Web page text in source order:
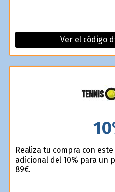
Ver el código
Realiza tu compra con
adicional del 10% para un
89€.